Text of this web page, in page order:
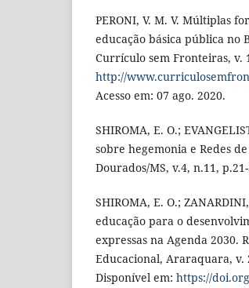
PERONI, V. M. V. Múltiplas
educação básica pública no
Currículo sem Fronteiras, v.
http://
Acesso em: 07 ago. 2020.
SHIROMA, E. O.;
sobre hegemonia e Redes
Dourados/MS, v.4, n.11,
SHIROMA, E. O.;
educação para o
expressas na Agenda 2030.
Educacional, Araraquara, v.
Disponível em: https://